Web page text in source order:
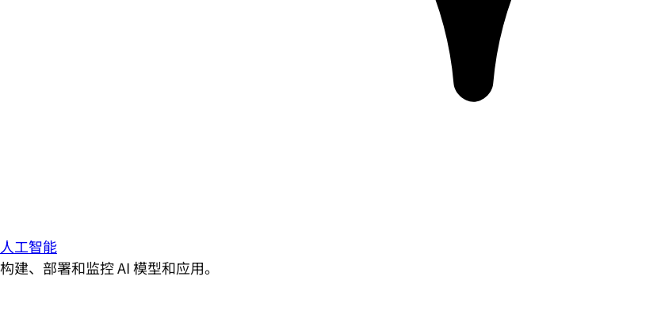
人工智能
构建、部署和监控 AI 模型和应用。